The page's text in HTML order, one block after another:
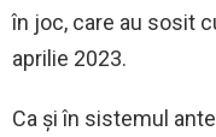
în joc, care au sosit
aprilie 2023.
Ca și în sistemul